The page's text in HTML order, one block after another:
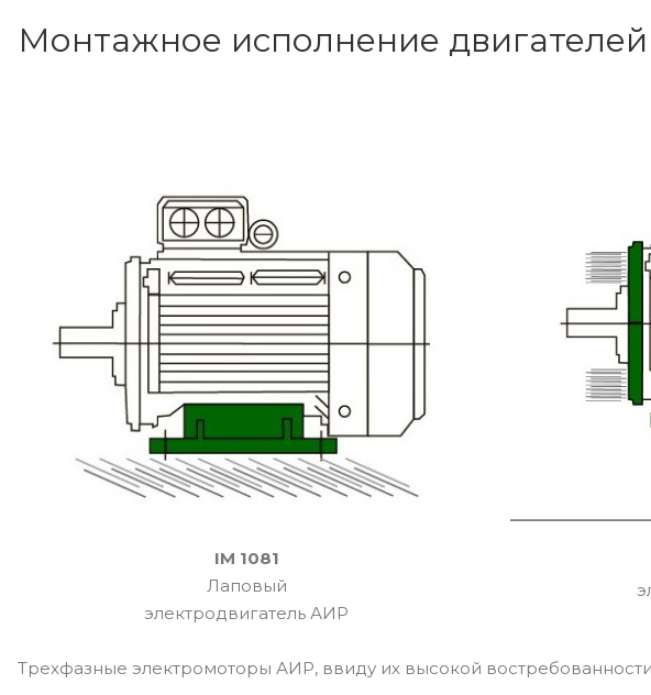
Монтажное исполнение
IM 1081
Лаповый
электродвигатель АИР
Трехфазные электромоторы АИР, ввиду их высокой